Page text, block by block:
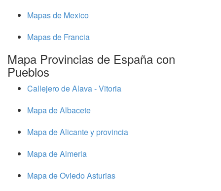
Mapas de Mexico
Mapas de Francia
Mapa Provincias de España con
Pueblos
Callejero de Alava - Vitoria
Mapa de Albacete
Mapa de Alicante y provincia
Mapa de Almeria
Mapa de Oviedo Asturias